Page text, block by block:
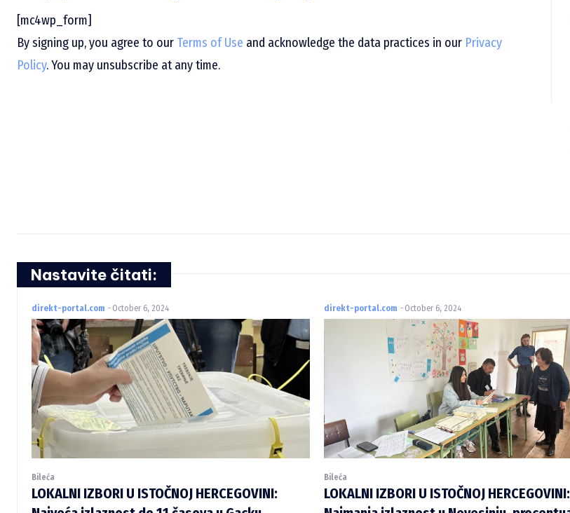
[mc4wp_form]
By signing up, you agree to our Terms of Use and acknowledge the data practices in our Privacy
Policy. You may unsubscribe at any time.
Nastavite čitati:
direkt-portal.com - October 6, 2024
Bileća
LOKALNI IZBORI U ISTOČNOJ HERCEGOVINI:
direkt-portal.com - October 6, 2024
Bileća
LOKALNI IZBORI U ISTOČNOJ HERCEGOVINI: